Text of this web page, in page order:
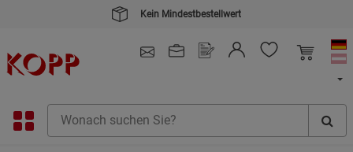
Kein Mindestbestellwert